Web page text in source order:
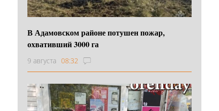
В Адамовском районе потушен пожар,
охвативший 3000 га
9 августа 08:32